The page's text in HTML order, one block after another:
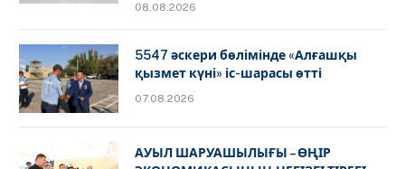
08.08.2026
5547 әскери бөлімінде «Алғашқы
қызмет күні» іс-шарасы өтті
07.08.2026
АУЫЛ ШАРУАШЫЛЫҒЫ – ӨҢІР